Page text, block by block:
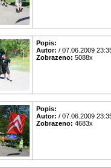
Popis:
Autor: / 07.06.2009
Zobrazeno: 5088x
Popis:
Autor: / 07.06.2009
Zobrazeno: 4683x